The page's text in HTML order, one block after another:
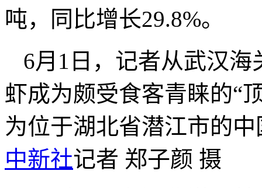
吨，同比增长29.8%。
6月1日，记者从武汉
虾成为颇受食客青睐的“
为位于湖北省潜江市的
中新社记者 郑子颜 摄